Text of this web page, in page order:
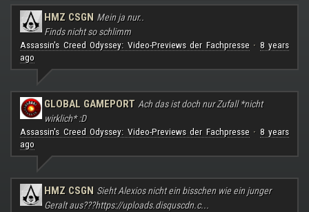
HMZ CSGN Mein ja nur..
Finds nicht so schlimm
Assassin's Creed Odyssey: Video-Previews der Fachpresse· 8 years
ago
GLOBAL GAMEPORT Ach das ist doch nur Zufall *nicht
wirklich* :D
Assassin's Creed Odyssey: Video-Previews der Fachpresse· 8 years
ago
HMZ CSGN Sieht Alexios nicht ein bisschen wie ein junger
Geralt aus???https://uploads.disquscdn.c...